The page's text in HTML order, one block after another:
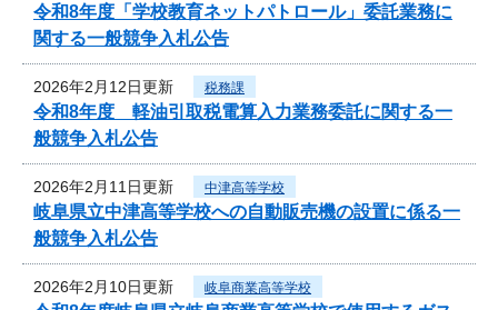
令和8年度「学校教育ネットパトロール」委託業務に
関する一般競争入札公告
2026年2月12日更新 税務課
令和8年度 軽油引取税電算入力業務委託に関する一
般競争入札公告
2026年2月11日更新 中津高等学校
岐阜県立中津高等学校への自動販売機の設置に係る一
般競争入札公告
2026年2月10日更新 岐阜商業高等学校